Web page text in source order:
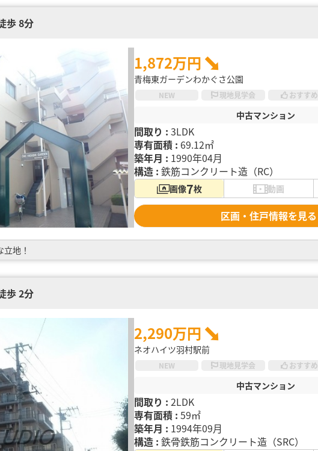
歩 8分
1,872万円
青梅東ガーデンわかぐさ公園
NEW 現地見学会 おすすめ
中古マンション
間取り : 3LDK
専有面積 : 69.12㎡
築年月 : 1990年04月
構造 : 鉄筋コンクリート造（RC）
画像7枚 動画
区画・住戸情報を見る
地！
歩 2分
2,290万円
ネオハイツ羽村駅前
NEW 現地見学会 おすすめ
中古マンション
間取り : 2LDK
専有面積 : 59㎡
築年月 : 1994年09月
構造 : 鉄骨鉄筋コンクリート造（SRC）